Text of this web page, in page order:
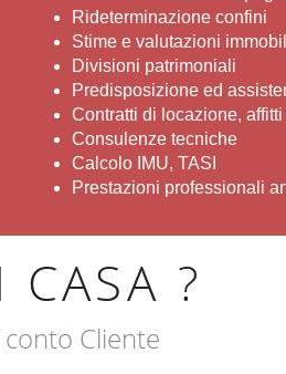
Rideterminazione confini
Stime e valutazioni
Divisioni patrimoniali
Predisposizione ed
Contratti di locazione,
Consulenze tecniche
Calcolo IMU, TASI
Prestazioni professionali
CASA ?
Cliente